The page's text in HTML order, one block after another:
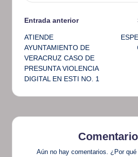
Navegación
de
entradas
Entrada anterior
ATIENDE
AYUNTAMIENTO DE
VERACRUZ CASO DE
PRESUNTA VIOLENCIA
DIGITAL EN ESTI NO. 1
Aún no hay comentarios. ¿Por qué